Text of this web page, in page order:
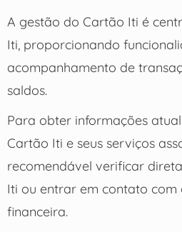
A gestão do Cartão Iti é
Iti, proporcionando
acompanhamento de
saldos.
Para obter informações
Cartão Iti e seus serviços
recomendável verificar
Iti ou entrar em contato com
financeira.